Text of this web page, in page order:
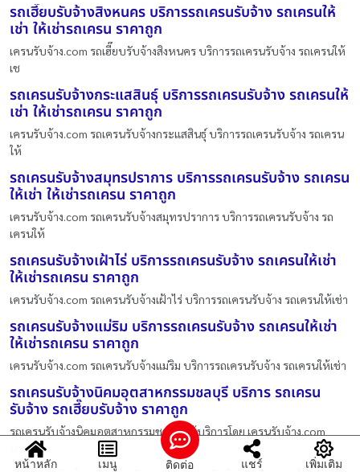
รถเฮี๊ยบรับจ้างสิงหนคร บริการรถเครนรับจ้าง รถเครนให้
เช่า ให้เช่ารถเครน ราคาถูก
เครนรับจ้าง.com รถเฮี๊ยบรับจ้างสิงหนคร บริการรถเครนรับจ้าง รถเครนให้
เช
รถเครนรับจ้างกระแสสินธุ์ บริการรถเครนรับจ้าง รถเครนให้
เช่า ให้เช่ารถเครน ราคาถูก
เครนรับจ้าง.com รถเครนรับจ้างกระแสสินธุ์ บริการรถเครนรับจ้าง รถเครน
ให้
รถเครนรับจ้างสมุทรปราการ บริการรถเครนรับจ้าง รถเครน
ให้เช่า ให้เช่ารถเครน ราคาถูก
เครนรับจ้าง.com รถเครนรับจ้างสมุทรปราการ บริการรถเครนรับจ้าง รถ
เครนให้
รถเครนรับจ้างเฝ้าไร่ บริการรถเครนรับจ้าง รถเครนให้เช่า
ให้เช่ารถเครน ราคาถูก
เครนรับจ้าง.com รถเครนรับจ้างเฝ้าไร่ บริการรถเครนรับจ้าง รถเครนให้เช่า
รถเครนรับจ้างแม่ริม บริการรถเครนรับจ้าง รถเครนให้เช่า
ให้เช่ารถเครน ราคาถูก
เครนรับจ้าง.com รถเครนรับจ้างแม่ริม บริการรถเครนรับจ้าง รถเครนให้เช่า
รถเครนรับจ้างนิคมอุตสาหกรรมชลบุรี บริการ รถเครน
รับจ้าง รถเฮี๊ยบรับจ้าง ราคาถูก
รถเครนรับจ้างนิคมอุตสาหกรรมชลบุรี ให้บริการโดย เครนรับจ้าง.com
บริการ
หน้าหลัก เมนู ติดต่อ แชร์ เพิ่มเติม